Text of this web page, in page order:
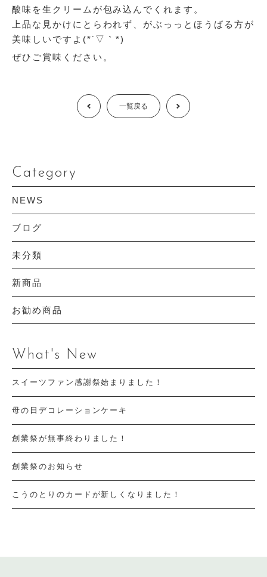
酸味を生クリームが包み込んでくれます。
上品な見かけにとらわれず、がぶっっとほうばる方が
美味しいですよ(*´▽｀*)
ぜひご賞味ください。
Prev 一覧戻る Next
Category
NEWS
ブログ
未分類
新商品
お勧め商品
What's New
スイーツファン感謝祭始まりました！
母の日デコレーションケーキ
創業祭が無事終わりました！
創業祭のお知らせ
こうのとりのカードが新しくなりました！